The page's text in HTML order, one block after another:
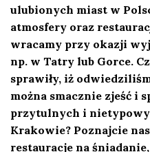
ulubionych miast w
atmosfery oraz
wracamy przy okazji
np. w Tatry lub Gorce.
sprawiły, iż
można smacznie zjeść i
przytulnych i
Krakowie? Poznajcie
restauracje na